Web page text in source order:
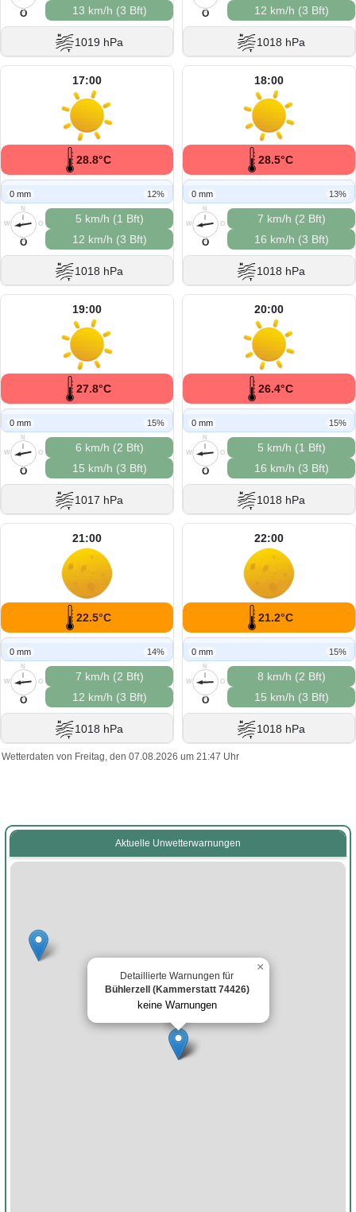
S
O
13 km/h (3 Bft)
1019 hPa
S
O
12 km/h (3 Bft)
1018 hPa
17:00
28.8°C
0 mm 12%
N
O
S
W
O
5 km/h (1 Bft)
12 km/h (3 Bft)
1018 hPa
18:00
28.5°C
0 mm 13%
N
O
S
W
O
7 km/h (2 Bft)
16 km/h (3 Bft)
1018 hPa
19:00
27.8°C
0 mm 15%
N
O
S
W
O
6 km/h (2 Bft)
15 km/h (3 Bft)
1017 hPa
20:00
26.4°C
0 mm 15%
N
O
S
W
O
5 km/h (1 Bft)
16 km/h (3 Bft)
1018 hPa
21:00
22.5°C
0 mm 14%
N
O
S
W
O
7 km/h (2 Bft)
12 km/h (3 Bft)
1018 hPa
22:00
21.2°C
0 mm 15%
N
O
S
W
O
8 km/h (2 Bft)
15 km/h (3 Bft)
1018 hPa
Wetterdaten von Freitag, den 07.08.2026 um 21:47 Uhr
Aktuelle Unwetterwarnungen
Detaillierte Warnungen für
Bühlerzell (Kammerstatt 74426)
keine Warnungen
×